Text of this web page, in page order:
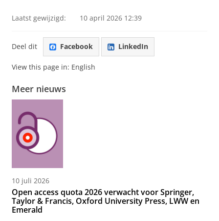
Laatst gewijzigd: 10 april 2026 12:39
Deel dit Facebook LinkedIn
View this page in: English
Meer nieuws
10 juli 2026
Open access quota 2026 verwacht voor Springer,
Taylor & Francis, Oxford University Press, LWW en
Emerald